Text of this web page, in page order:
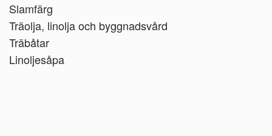
Slamfärg
Träolja, linolja och byggnadsvård
Träbåtar
Linoljesåpa